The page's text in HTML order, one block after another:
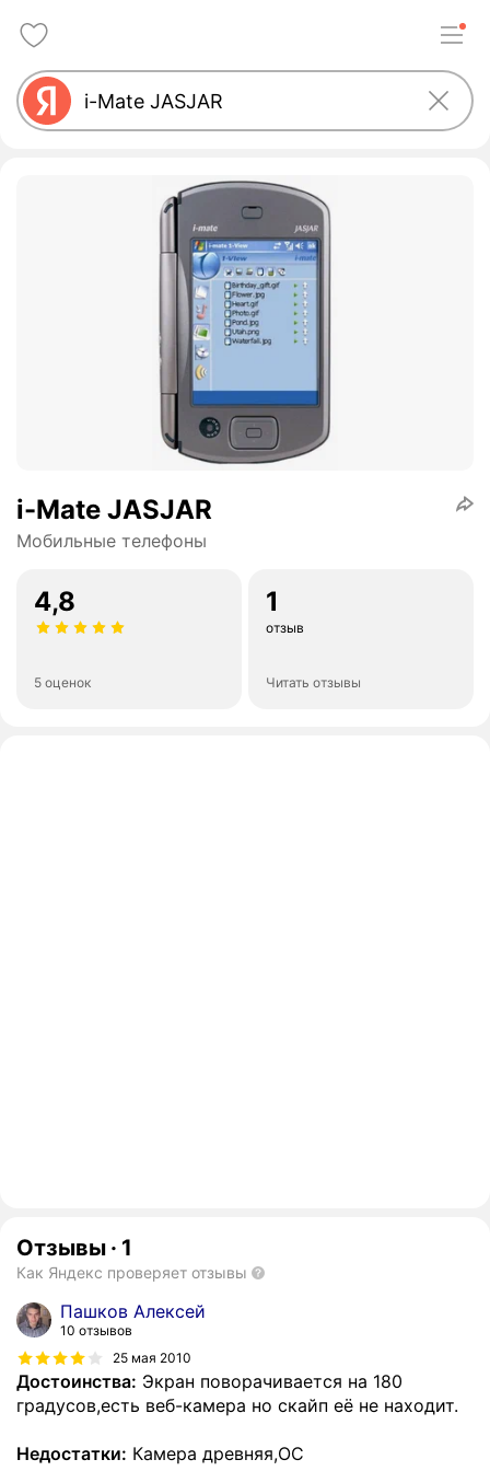
i-Mate JASJAR
Мобильные телефоны
4,8
5 оценок
1
отзыв
Читать отзывы
Отзывы · 1
Как Яндекс проверяет отзывы
Пашков Алексей
10 отзывов
25 мая 2010
Достоинства: Экран поворачивается на 180
градусов,есть веб-камера но скайп её не находит.
Недостатки: Камера древняя,ОС